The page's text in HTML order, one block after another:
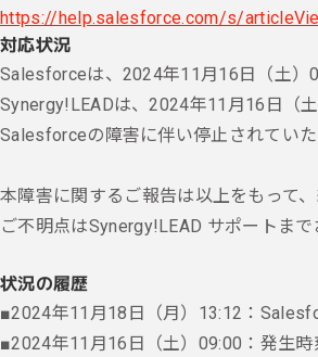
https://help.salesforce.com/s/
対応状況
Salesforceは、2024年11月16日（土）
Synergy!LEADは、2024年11月16日（
Salesforceの障害に伴い停止されてい
本障害に関するご報告は以上をもって、
ご不明点はSynergy!LEAD サポートまで
状況の履歴
■2024年11月18日（月）13:12：
■2024年11月16日（土）09:00：発生